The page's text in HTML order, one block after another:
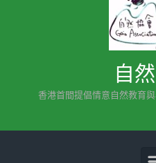
自
香港首間提倡情意自然教育